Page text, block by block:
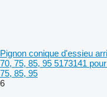
Pignon conique d'essieu
70, 75, 85, 95 5173141
75, 85, 95
6